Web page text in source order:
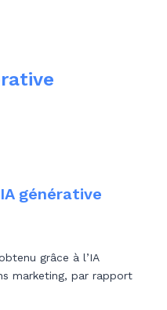
générative
grâce à l’IA
marketing, par rapport